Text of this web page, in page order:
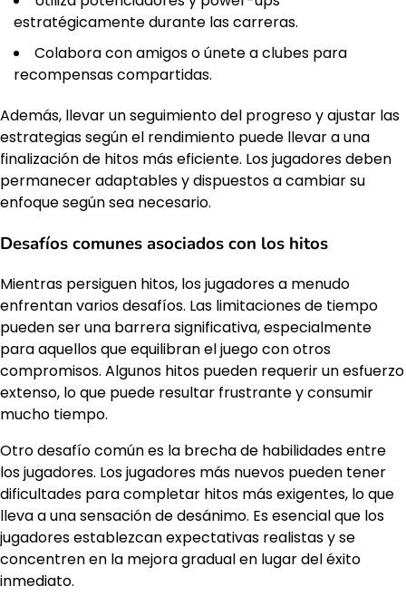
estratégicamente durante las carreras.
Colabora con amigos o únete a clubes para
recompensas compartidas.
Además, llevar un seguimiento del progreso y ajustar las
estrategias según el rendimiento puede llevar a una
finalización de hitos más eficiente. Los jugadores deben
permanecer adaptables y dispuestos a cambiar su
enfoque según sea necesario.
Desafíos comunes asociados con los hitos
Mientras persiguen hitos, los jugadores a menudo
enfrentan varios desafíos. Las limitaciones de tiempo
pueden ser una barrera significativa, especialmente
para aquellos que equilibran el juego con otros
compromisos. Algunos hitos pueden requerir un esfuerzo
extenso, lo que puede resultar frustrante y consumir
mucho tiempo.
Otro desafío común es la brecha de habilidades entre
los jugadores. Los jugadores más nuevos pueden tener
dificultades para completar hitos más exigentes, lo que
lleva a una sensación de desánimo. Es esencial que los
jugadores establezcan expectativas realistas y se
concentren en la mejora gradual en lugar del éxito
inmediato.